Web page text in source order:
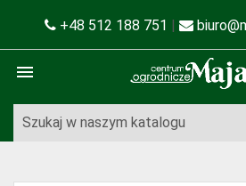
+48 512 188 751 |
